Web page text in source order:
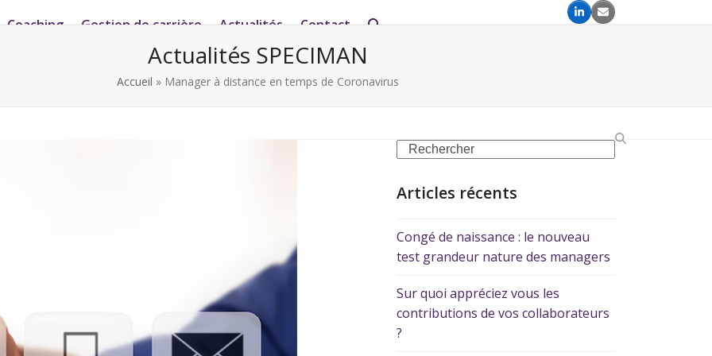
Coaching Gestion de carrière Actualités Contact
Actualités SPECIMAN
Accueil » Manager à distance en temps de Coronavirus
Articles récents
Congé de naissance : le nouveau
test grandeur nature des managers
Sur quoi appréciez vous les
contributions de vos collaborateurs
?